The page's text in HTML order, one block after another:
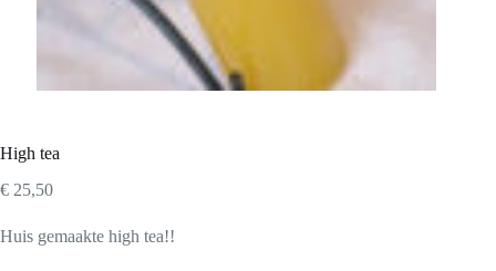
High tea
€ 25,50
Huis gemaakte high tea!!